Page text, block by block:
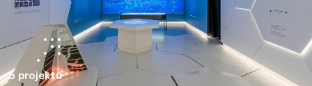
o projektu